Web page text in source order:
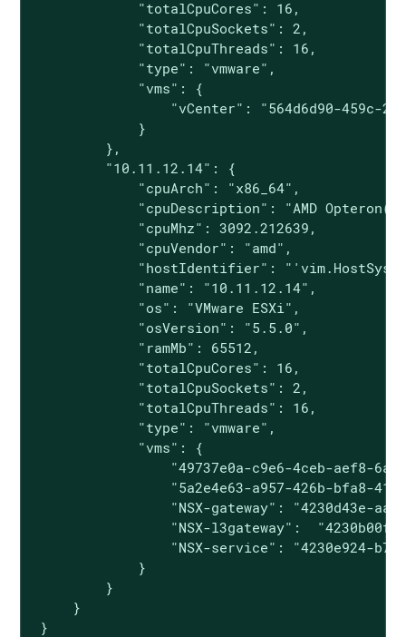
             "totalCpuCores": 16,
             "totalCpuSockets": 2,
             "totalCpuThreads": 16,
             "type": "vmware",
             "vms": {
"vCenter": "564d6d90-459c-
             }
         },
         "10.11.12.14": {
             "cpuArch": "x86_64",
"cpuDescription": "AMD
             "cpuMhz": 3092.212639,
             "cpuVendor": "amd",
"hostIdentifier":
             "name": "10.11.12.14",
             "os": "VMware ESXi",
             "osVersion": "5.5.0",
             "ramMb": 65512,
             "totalCpuCores": 16,
             "totalCpuSockets": 2,
             "totalCpuThreads": 16,
             "type": "vmware",
             "vms": {
"49737e0a-c9e6-4ceb-aef8-
"5a2e4e63-a957-426b-bfa8-
"NSX-gateway": "4230d43e-
"NSX-l3gateway":
"NSX-service": "4230e924-
             }
         }
     }
}